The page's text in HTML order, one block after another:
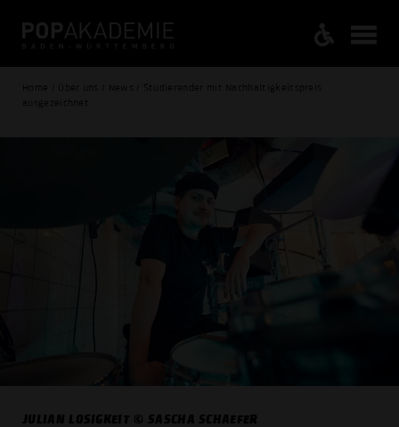
Home / Über uns / News / Studierender mit Nachhaltigkeitspreis
ausgezeichnet
JULIAN LOSIGKEIT © SASCHA SCHAEFER